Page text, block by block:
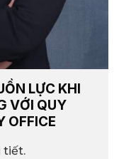
LỰC KHI
VỚI QUY
OFFICE
tiết.